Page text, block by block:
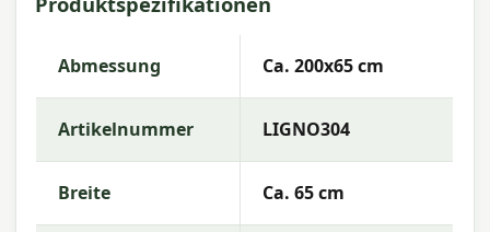
Artikelnummer:
EAN:8713229076429
Abmessung:
Ca. 200x65 cm
Abmessung Ca. 200x65 cm
Artikelnummer LIGNO304
Breite Ca. 65 cm